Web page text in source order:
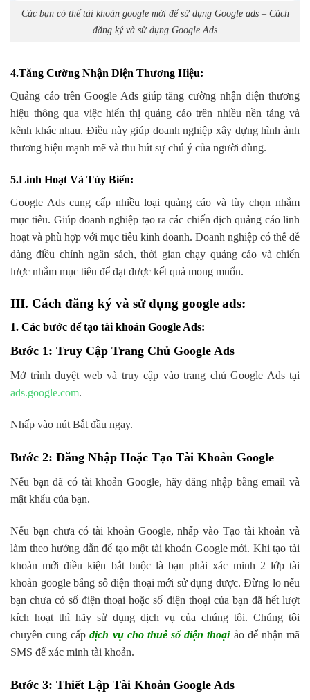
Các bạn có thể tài khoản google mới để sử dụng Google ads – Cách
đăng ký và sử dụng Google Ads
4.Tăng Cường Nhận Diện Thương Hiệu:
Quảng cáo trên Google Ads giúp tăng cường nhận diện thương
hiệu thông qua việc hiển thị quảng cáo trên nhiều nền tảng và
kênh khác nhau. Điều này giúp doanh nghiệp xây dựng hình ảnh
thương hiệu mạnh mẽ và thu hút sự chú ý của người dùng.
5.Linh Hoạt Và Tùy Biến:
Google Ads cung cấp nhiều loại quảng cáo và tùy chọn nhắm
mục tiêu. Giúp doanh nghiệp tạo ra các chiến dịch quảng cáo linh
hoạt và phù hợp với mục tiêu kinh doanh. Doanh nghiệp có thể dễ
dàng điều chỉnh ngân sách, thời gian chạy quảng cáo và chiến
lược nhắm mục tiêu để đạt được kết quả mong muốn.
III. Cách đăng ký và sử dụng google ads:
1. Các bước để tạo tài khoản Google Ads:
Bước 1: Truy Cập Trang Chủ Google Ads
Mở trình duyệt web và truy cập vào trang chủ Google Ads tại
ads.google.com.
Nhấp vào nút Bắt đầu ngay.
Bước 2: Đăng Nhập Hoặc Tạo Tài Khoản Google
Nếu bạn đã có tài khoản Google, hãy đăng nhập bằng email và
mật khẩu của bạn.
Nếu bạn chưa có tài khoản Google, nhấp vào Tạo tài khoản và
làm theo hướng dẫn để tạo một tài khoản Google mới. Khi tạo tài
khoản mới điều kiện bắt buộc là bạn phải xác minh 2 lớp tài
khoản google bằng số điện thoại mới sử dụng được. Đừng lo nếu
bạn chưa có số điện thoại hoặc số điện thoại của bạn đã hết lượt
kích hoạt thì hãy sử dụng dịch vụ của chúng tôi. Chúng tôi
chuyên cung cấpdịch vụ cho thuê số điện thoạiảo để nhận mã
SMS để xác minh tài khoản.
Bước 3: Thiết Lập Tài Khoản Google Ads